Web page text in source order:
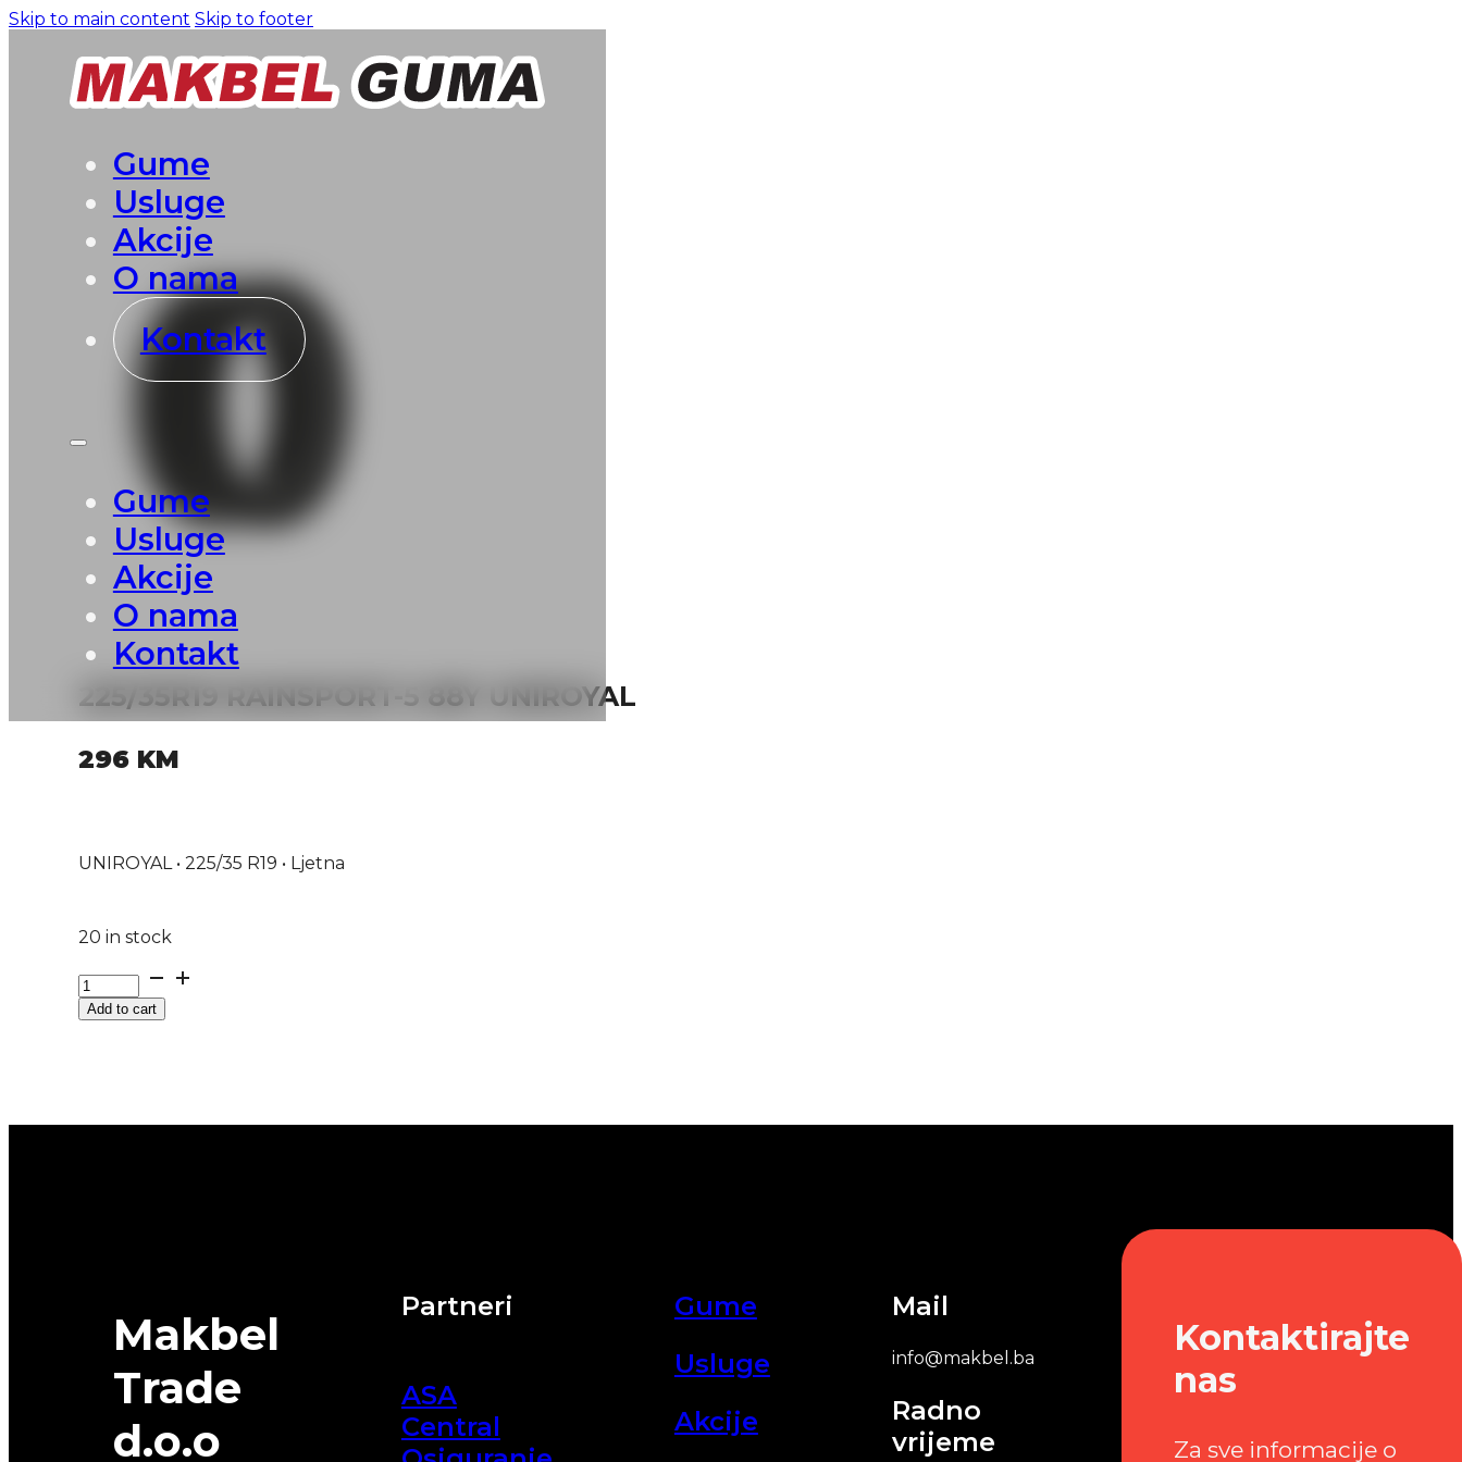
Skip to main content Skip to footer
Gume
Usluge
Akcije
O nama
Kontakt
Gume
Usluge
Akcije
O nama
Kontakt
225/35R19 RAINSPORT-5 88Y UNIROYAL
296 KM
UNIROYAL • 225/35 R19 • Ljetna
20 in stock
225/35R19
RAINSPORT-
5Add to cart
Makbel
Trade
d.o.o
Partneri
ASA
Central
Gume
Usluge
Akcije
Mail
info@makbel.ba
Radno
vrijeme
Kontaktirajte
nas
Za sve informacije o